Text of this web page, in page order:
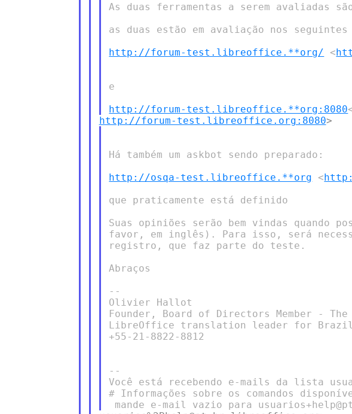
As duas ferramentas a serem avaliadas
as duas estão em avaliação nos seguintes
http://forum-test.libreoffice.**org/ <
e
http://forum-test.libreoffice.**org:8080
http://forum-test.libreoffice.org:8080
Há também um askbot sendo preparado:
http://osqa-test.libreoffice.**org <
que praticamente está definido
Suas opiniões serão bem vindas quando
favor, em inglês). Para isso, será
registro, que faz parte do teste.
Abraços
--
Olivier Hallot
Founder, Board of Directors Member - The
LibreOffice translation leader for
+55-21-8822-8812
--
Você está recebendo e-mails da lista
# Informações sobre os comandos